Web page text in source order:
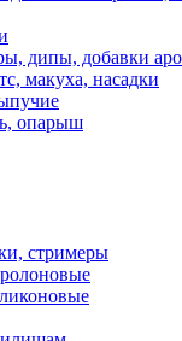
дипы, добавки
макуха, насадки
опарыш
стримеры